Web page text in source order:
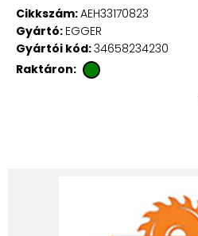
Cikkszám:AEH33170823
Gyártó: EGGER
Gyártói kód:34658234230
Raktáron: